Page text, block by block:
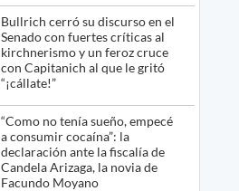
Bullrich cerró su discurso en el
Senado con fuertes críticas al
kirchnerismo y un feroz cruce
con Capitanich al que le gritó
“¡cállate!”
“Como no tenía sueño, empecé
a consumir cocaína”: la
declaración ante la fiscalía de
Candela Arizaga, la novia de
Facundo Moyano